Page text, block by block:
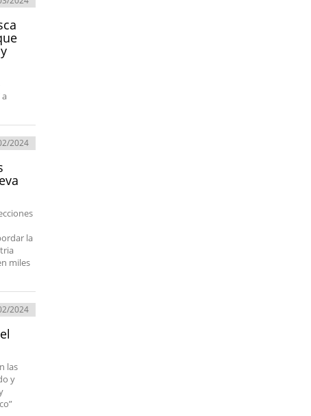
a
2024
la
miles
2024
las
y